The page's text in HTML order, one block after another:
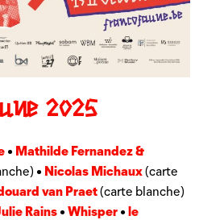
2025
• Mathilde Fernandez &
• Nicolas Michaux(carte
van Praet(carte blanche)
Rains •Whisper • le